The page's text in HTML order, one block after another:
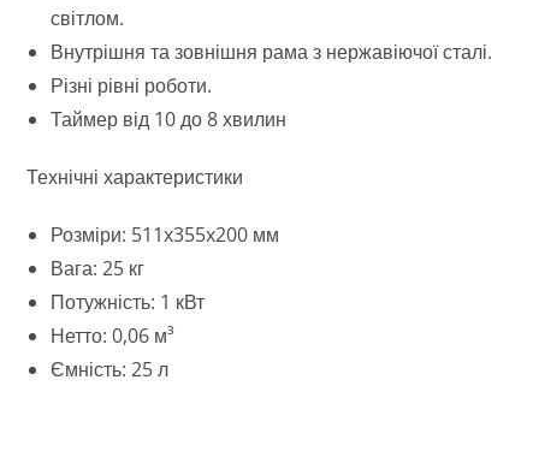
світлом.
Внутрішня та зовнішня рама з нержавіючої сталі.
Різні рівні роботи.
Таймер від 10 до 8 хвилин
Технічні характеристики
Розміри: 511x355x200 мм
Вага: 25 кг
Потужність: 1 кВт
Нетто: 0,06 м³
Ємність: 25 л